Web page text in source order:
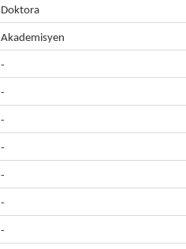
Doktora
Akademisyen
-
-
-
-
-
-
-